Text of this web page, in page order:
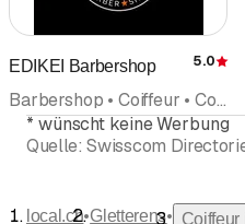
EDIKEI Barbershop 5.0
Barbershop • Coiffeur • Coiffeurgeschäft
*wünscht keine Werbung
Quelle: Swisscom
local.ch•Gletterens• Coiffeur